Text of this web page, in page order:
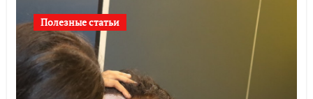
Полезные статьи